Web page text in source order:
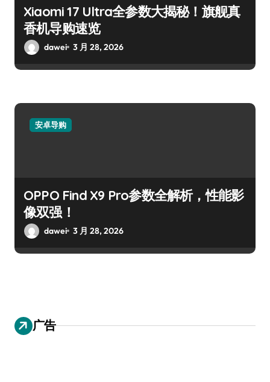
Xiaomi 17 Ultra全参数大揭秘！旗舰真
香机导购速览
dawei 3 月 28, 2026
安卓导购
OPPO Find X9 Pro参数全解析，性能影
像双强！
dawei 3 月 28, 2026
广告